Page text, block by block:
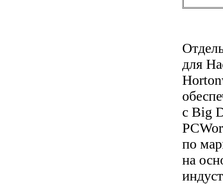
для
с Big
по
на